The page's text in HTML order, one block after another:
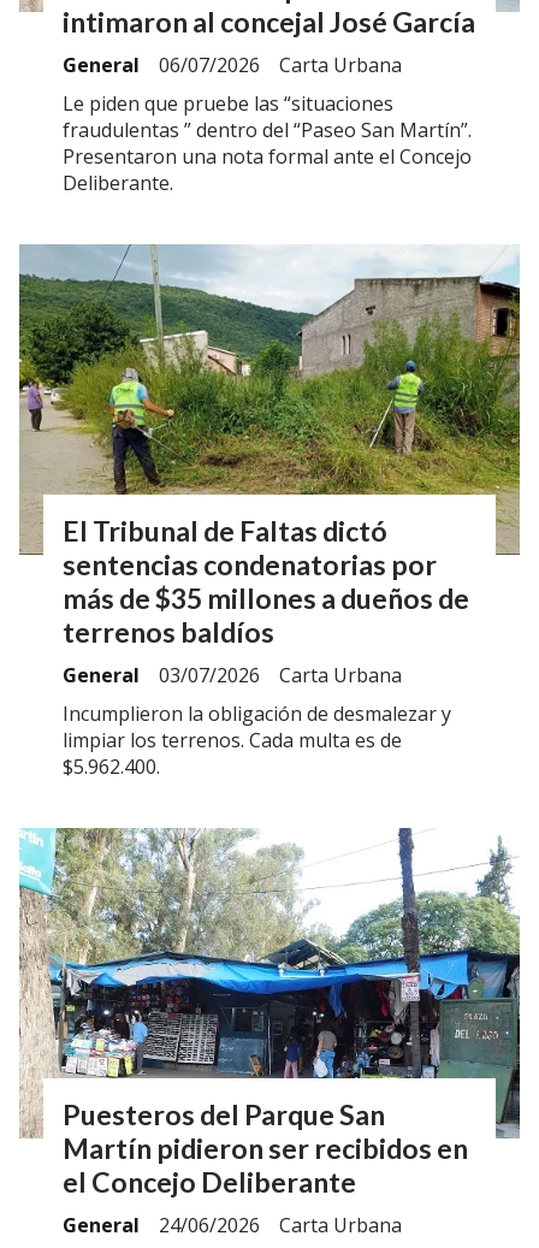
intimaron al concejal José García
Carta Urbana
General
06/07/2026
Le piden que pruebe las “situaciones
fraudulentas ” dentro del “Paseo San Martín”.
Presentaron una nota formal ante el Concejo
Deliberante.
El Tribunal de Faltas dictó
sentencias condenatorias por
más de $35 millones a dueños de
terrenos baldíos
Carta Urbana
General
03/07/2026
Incumplieron la obligación de desmalezar y
limpiar los terrenos. Cada multa es de
$5.962.400.
Puesteros del Parque San
Martín pidieron ser recibidos en
el Concejo Deliberante
Carta Urbana
General
24/06/2026